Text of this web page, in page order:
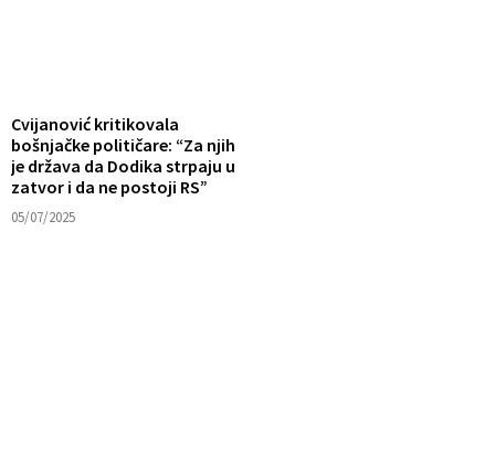
Cvijanović kritikovala
bošnjačke političare: “Za njih
je država da Dodika strpaju u
zatvor i da ne postoji RS”
05/07/2025